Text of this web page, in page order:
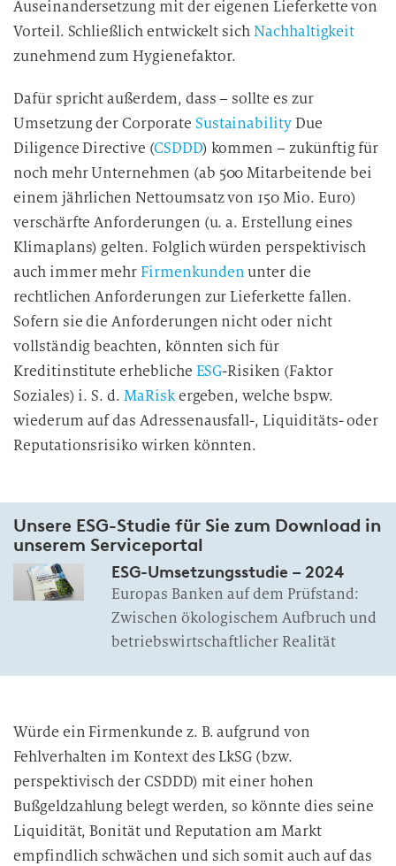
Auseinandersetzung mit der eigenen Lieferkette von
Vorteil. Schließlich entwickelt sichNachhaltigkeit
zunehmend zum Hygienefaktor.
Dafür spricht außerdem, dass – sollte es zur
Umsetzung der Corporate SustainabilityDue
Diligence Directive (CSDDD) kommen – zukünftig für
noch mehr Unternehmen (ab 500 Mitarbeitende bei
einem jährlichen Nettoumsatz von 150 Mio. Euro)
verschärfte Anforderungen (u. a. Erstellung eines
Klimaplans) gelten. Folglich würden perspektivisch
auch immer mehrFirmenkundenunter die
rechtlichen Anforderungen zur Lieferkette fallen.
Sofern sie die Anforderungen nicht oder nicht
vollständig beachten, könnten sich für
Kreditinstitute erhebliche ESG-Risiken (Faktor
Soziales) i. S. d. MaRiskergeben, welche bspw.
wiederum auf das Adressenausfall-, Liquiditäts- oder
Reputationsrisiko wirken könnten.
Unsere ESG-Studie für Sie zum Download in
unserem Serviceportal
ESG-Umsetzungsstudie – 2024
Europas Banken auf dem Prüfstand:
Zwischen ökologischem Aufbruch und
betriebswirtschaftlicher Realität
Würde ein Firmenkunde z. B. aufgrund von
Fehlverhalten im Kontext des LkSG (bzw.
perspektivisch der CSDDD) mit einer hohen
Bußgeldzahlung belegt werden, so könnte dies seine
Liquidität, Bonität und Reputation am Markt
empfindlich schwächen und sich somit auch auf das